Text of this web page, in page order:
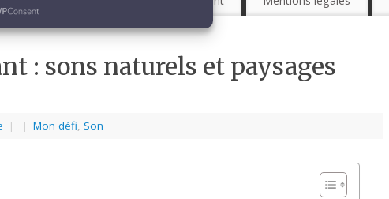
: sons naturels et paysages
| | Mon défi, Son